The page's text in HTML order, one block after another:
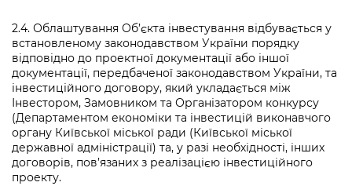
2.4. Облаштування Об’єкта інвестування відбувається у
встановленому законодавством України порядку
відповідно до проектної документації або іншої
документації, передбаченої законодавством України, та
інвестиційного договору, який укладається між
Інвестором, Замовником та Організатором конкурсу
(Департаментом економіки та інвестицій виконавчого
органу Київської міської ради (Київської міської
державної адміністрації) та, у разі необхідності, інших
договорів, пов’язаних з реалізацією інвестиційного
проекту.